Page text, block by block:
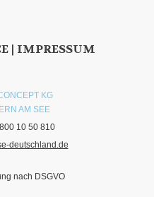
| IMPRESSUM
KG
AM SEE
10 50 810
deutschland.de
nach DSGVO